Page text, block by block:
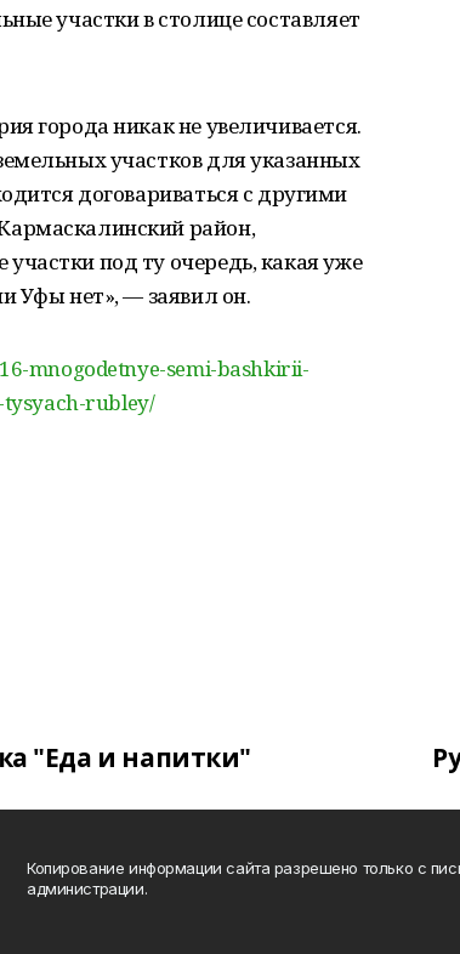
участки в столице составляет
города никак не увеличивается.
участков для указанных
договариваться с другими
район,
под ту очередь, какая уже
Уфы нет», — заявил он.
mnogodetnye-semi-bashkirii-
tysyach-rubley/
"Еда и напитки"
Копирование информации сайта разрешено только с
администрации.